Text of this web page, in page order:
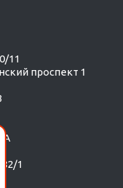
11
проспект 1
1